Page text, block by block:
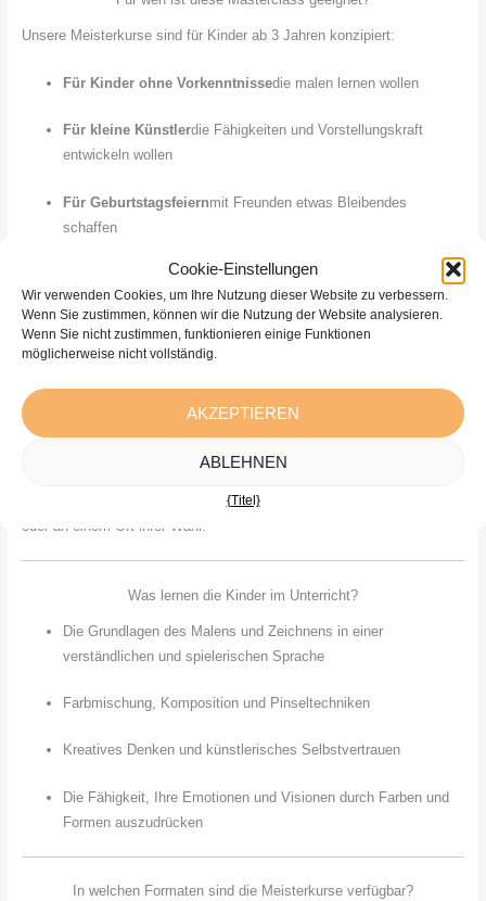
Cookie-Einstellungen
Wir verwenden Cookies, um Ihre Nutzung dieser Website zu verbessern.
Wenn Sie zustimmen, können wir die Nutzung der Website analysieren.
Wenn Sie nicht zustimmen, funktionieren einige Funktionen
möglicherweise nicht vollständig.
AKZEPTIEREN
ABLEHNEN
{Titel}
Unsere Meisterkurse sind für Kinder ab 3 Jahren konzipiert:
Für Kinder ohne Vorkenntnissedie malen lernen wollen
Für kleine Künstlerdie Fähigkeiten und Vorstellungskraft
entwickeln wollen
Für Geburtstagsfeiernmit Freunden etwas Bleibendes
schaffen
Für Kindergärten und Schulenals kreativer Tagesausflug
Für Freiluft-PleinairLandschaften, Meer und Natur zu malen
Wo finden die Online-Masterclasses statt?
einer realen Umgebung nachzubilden – auf der Terrasse, im Garten
oder an einem Ort ihrer Wahl.
Was lernen die Kinder im Unterricht?
Die Grundlagen des Malens und Zeichnens in einer
verständlichen und spielerischen Sprache
Farbmischung, Komposition und Pinseltechniken
Kreatives Denken und künstlerisches Selbstvertrauen
Die Fähigkeit, Ihre Emotionen und Visionen durch Farben und
Formen auszudrücken
In welchen Formaten sind die Meisterkurse verfügbar?